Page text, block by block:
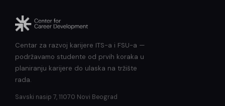
Centar za razvoj karijere ITS-a i FSU-a —
podržavamo studente od prvih koraka u
planiranju karijere do ulaska na tržište
rada.
Savski nasip 7, 11070 Novi Beograd